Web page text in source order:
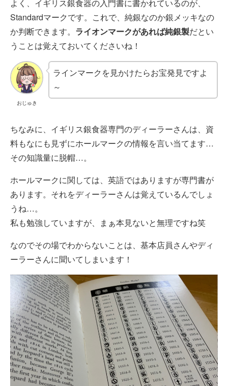
よく、イギリス銀食器の入門書に書かれているのが、
Standardマークです。これで、純銀なのか銀メッキなの
か判断できます。 ライオンマークがあれば純銀製だとい
うことは覚えておいてくださいね！
おじゅき
ラインマークを見かけたらお宝発見ですよ
～
ちなみに、イギリス銀食器専門のディーラーさんは、資
料もなにも見ずにホールマークの情報を言い当てます…
その知識量に脱帽…。
ホールマークに関しては、英語ではありますが専門書が
あります。それをディーラーさんは覚えているんでしょ
うね…。
私も勉強していますが、まぁ本見ないと無理ですね笑
なのでその場でわからないことは、基本店員さんやディ
ーラーさんに聞いてしまいます！